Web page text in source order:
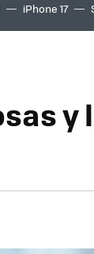
iPhone 17
y